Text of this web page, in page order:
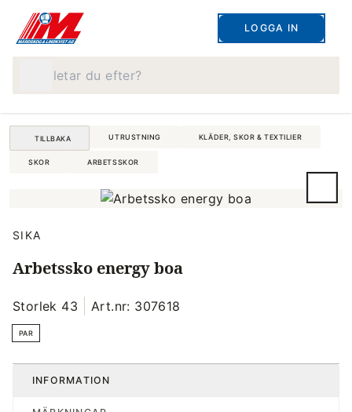
LOGGA IN
TILLBAKA UTRUSTNING KLÄDER, SKOR & TEXTILIER
SKOR ARBETSSKOR
SIKA
Arbetssko energy boa
Storlek 43 Art.nr: 307618
PAR
INFORMATION